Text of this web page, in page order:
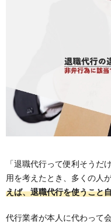
「退職代行って便利そうだ
用を考えたとき、多くの人
えば、退職代行を使うこと
代行業者が本人に代わって